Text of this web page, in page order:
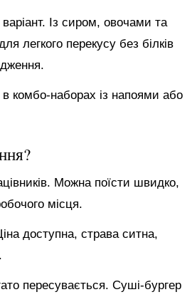
варіант. Із сиром, овочами та
легкого перекусу без білків
в комбо-наборах із напоями або
Можна поїсти швидко,
місця.
доступна, страва ситна,
пересувається. Суші-бургер